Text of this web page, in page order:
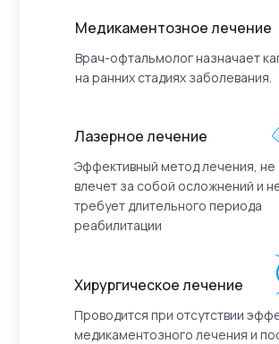
Медикаментозное лечение
Врач-офтальмолог назначает
на ранних стадиях заболевания.
Лазерное лечение
Эффективный метод лечения, не
влечет за собой осложнений и
требует длительного периода
реабилитации
Хирургическое лечение
Проводится при отсутствии
медикаментозного лечения и